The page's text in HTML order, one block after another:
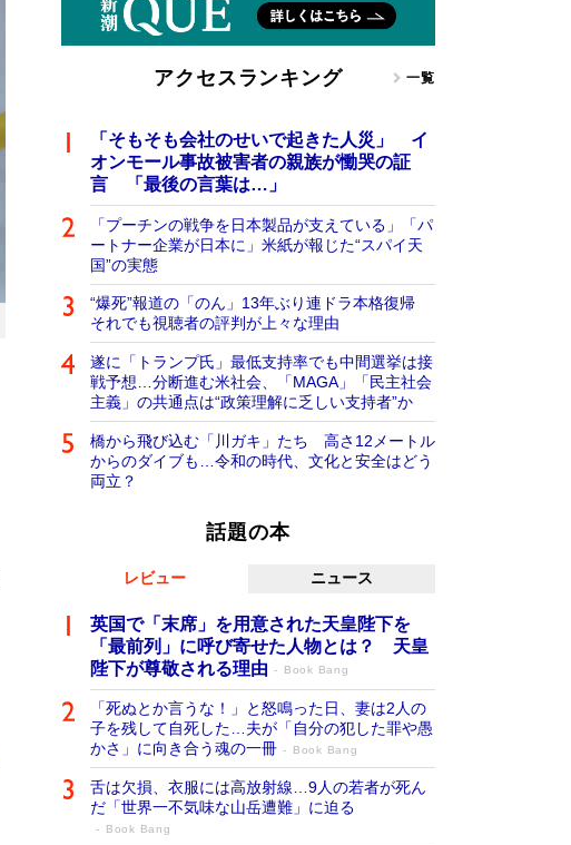
アクセスランキング 一覧
「そもそも会社のせいで起きた人災」 イ
オンモール事故被害者の親族が慟哭の証
言 「最後の言葉は…」
「プーチンの戦争を日本製品が支えている」「パ
ートナー企業が日本に」米紙が報じた“スパイ天
国”の実態
“爆死”報道の「のん」13年ぶり連ドラ本格復帰
それでも視聴者の評判が上々な理由
遂に「トランプ氏」最低支持率でも中間選挙は接
戦予想…分断進む米社会、「MAGA」「民主社会
主義」の共通点は“政策理解に乏しい支持者”か
橋から飛び込む「川ガキ」たち 高さ12メートル
からのダイブも…令和の時代、文化と安全はどう
両立？
話題の本
レビュー ニュース
英国で「末席」を用意された天皇陛下を
「最前列」に呼び寄せた人物とは？ 天皇
陛下が尊敬される理由
Book Bang
「死ぬとか言うな！」と怒鳴った日、妻は2人の
子を残して自死した…夫が「自分の犯した罪や愚
かさ」に向き合う魂の一冊
Book Bang
舌は欠損、衣服には高放射線…9人の若者が死ん
だ「世界一不気味な山岳遭難」に迫る
Book Bang